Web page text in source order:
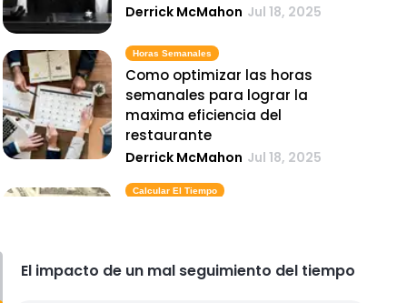
Derrick McMahon Jul 18, 2025
Horas Semanales
Como optimizar las horas
semanales para lograr la
maxima eficiencia del
restaurante
Derrick McMahon Jul 18, 2025
Calcular El Tiempo
restaurantes
El impacto de un mal seguimiento del tiempo